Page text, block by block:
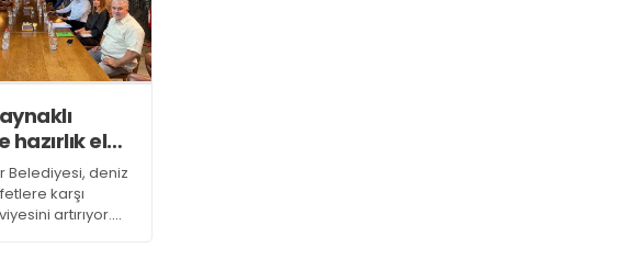
Yurt içi ve
yüzlerce
bir araya
ele
Belediyesi, deniz
karşı
artırıyor.